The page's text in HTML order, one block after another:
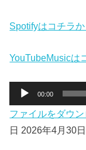
Spotifyはコチラ
YouTubeMusicは
プ
レ
00:00
ファイルをダウン
日 2026年4月30日